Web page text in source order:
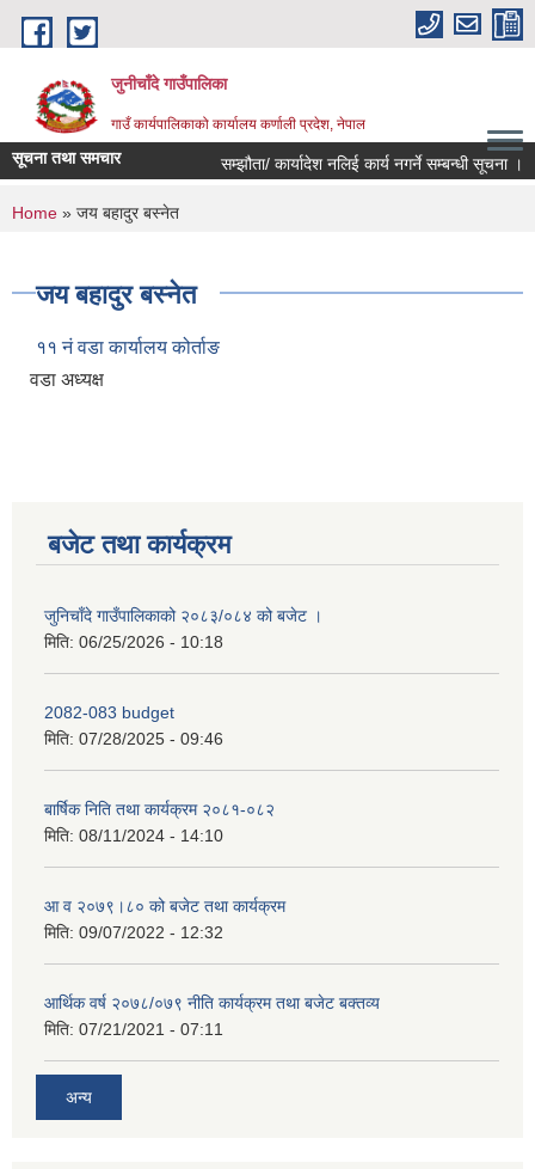
Skip to main content
जुनीचाँदे गाउँपालिका
गाउँ कार्यपालिकाको कार्यालय कर्णाली प्रदेश, नेपाल
सूचना तथा समचार सम्झौता/ कार्यादेश नलिई कार्य नगर्ने सम्बन्धी सूचना ।
You are here
Home » जय बहादुर बस्नेत
जय बहादुर बस्नेत
११ नं वडा कार्यालय कोर्ताङ
वडा अध्यक्ष
बजेट तथा कार्यक्रम
जुनिचाँदे गाउँपालिकाको २०८३/०८४ को बजेट ।
मिति: 06/25/2026 - 10:18
2082-083 budget
मिति: 07/28/2025 - 09:46
बार्षिक निति तथा कार्यक्रम २०८१-०८२
मिति: 08/11/2024 - 14:10
आ व २०७९।८० को बजेट तथा कार्यक्रम
मिति: 09/07/2022 - 12:32
आर्थिक वर्ष २०७८/०७९ नीति कार्यक्रम तथा बजेट बक्तव्य
मिति: 07/21/2021 - 07:11
अन्य